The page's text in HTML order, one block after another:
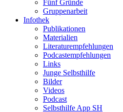
Fünf Gründe
Gruppenarbeit
Infothek
Publikationen
Materialien
Literaturempfehlungen
Podcastempfehlungen
Links
Junge Selbsthilfe
Bilder
Videos
Podcast
Selbsthilfe App SH